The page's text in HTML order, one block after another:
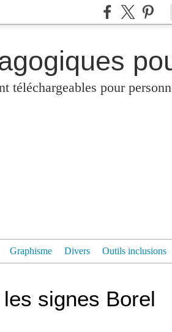
téléchargeables pour
Graphisme Divers Outils inclusions
signes Borel